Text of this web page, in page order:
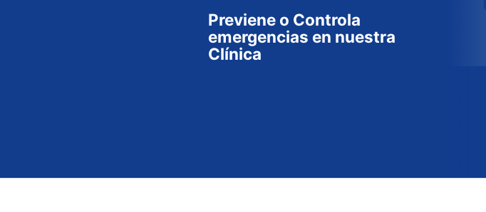
Previene o Controla
emergencias en nuestra
Clínica